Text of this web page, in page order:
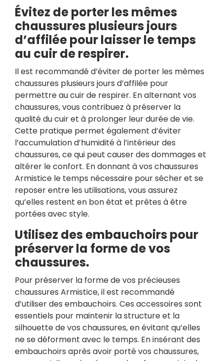
Évitez de porter les mêmes
chaussures plusieurs jours
d’affilée pour laisser le temps
au cuir de respirer.
Il est recommandé d’éviter de porter les mêmes
chaussures plusieurs jours d’affilée pour
permettre au cuir de respirer. En alternant vos
chaussures, vous contribuez à préserver la
qualité du cuir et à prolonger leur durée de vie.
Cette pratique permet également d’éviter
l’accumulation d’humidité à l’intérieur des
chaussures, ce qui peut causer des dommages et
altérer le confort. En donnant à vos chaussures
Armistice le temps nécessaire pour sécher et se
reposer entre les utilisations, vous assurez
qu’elles restent en bon état et prêtes à être
portées avec style.
Utilisez des embauchoirs pour
préserver la forme de vos
chaussures.
Pour préserver la forme de vos précieuses
chaussures Armistice, il est recommandé
d’utiliser des embauchoirs. Ces accessoires sont
essentiels pour maintenir la structure et la
silhouette de vos chaussures, en évitant qu’elles
ne se déforment avec le temps. En insérant des
embauchoirs après avoir porté vos chaussures,